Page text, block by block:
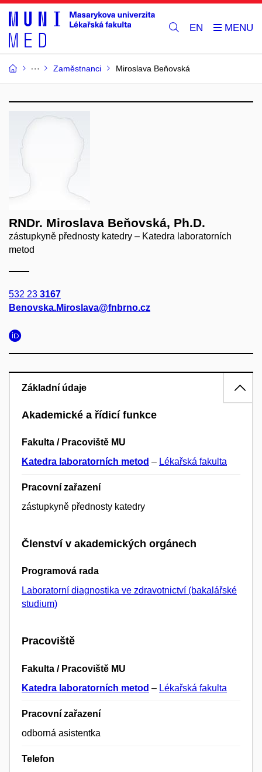
EN
Zaměstnanci Miroslava Beňovská
RNDr. Miroslava Beňovská, Ph.D.
zástupkyně přednosty katedry – Katedra laboratorních
metod
532 23 3167
Benovska.Miroslava@fnbrno.cz
Základní údaje
Akademické a řídicí funkce
Fakulta / Pracoviště MU
Katedra laboratorních metod – Lékařská fakulta
Pracovní zařazení
zástupkyně přednosty katedry
Členství v akademických orgánech
Programová rada
Laboratorní diagnostika ve zdravotnictví (bakalářské
studium)
Pracoviště
Fakulta / Pracoviště MU
Katedra laboratorních metod – Lékařská fakulta
Pracovní zařazení
odborná asistentka
Telefon